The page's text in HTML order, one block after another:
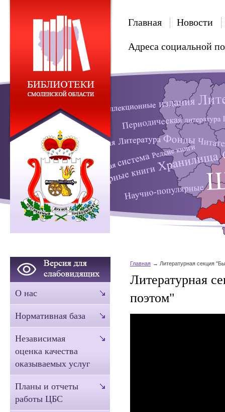
Главная Новости
Адреса социальной
Главная Литературная секция
Литературная
поэтом"
О нас
Нормативная база
Независимая
оценка качества
оказываемых услуг
Планы и отчеты
работы ЦБС